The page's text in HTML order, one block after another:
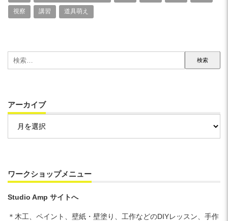
視察 講習 道具萌え
索:
アーカイブ
カ
ワークショップメニュー
Studio Amp サイトへ
＊木工、ペイント、壁紙・壁塗り、工作などのDIYレッスン、手作